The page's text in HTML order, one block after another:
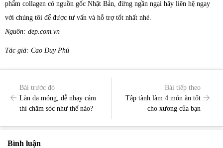
phẩm collagen có nguồn gốc Nhật Bản, đừng ngần ngại hãy liên hệ ngay
với chúng tôi để được tư vấn và hỗ trợ tốt nhất nhé.
Nguồn: dep.com.vn
Tác giả: Cao Duy Phú
Bài trước đó
Làn da mỏng, dễ nhạy cảm
thì chăm sóc như thế nào?
Bài tiếp theo
Tập tành làm 4 món ăn tốt
cho xương của bạn
Bình luận